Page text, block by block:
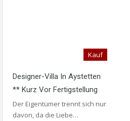
Kauf
Designer-Villa In Aystetten
** Kurz Vor Fertigstellung
Der Eigentümer trennt sich nur
davon, da die Liebe…